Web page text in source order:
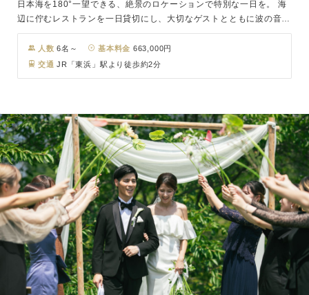
日本海を180°一望できる、絶景のロケーションで特別な一日を。 海
辺に佇むレストランを一日貸切にし、大切なゲストとともに波の音や
潮風を感じながら非日常のウェディングが叶います。 鳥取唯一のビ
ーチウェディングができる会場として、多くのカップルに選ばれてい
ます。 提携レストランのシェフやスタッフがおふたりの思いを込め
て、地元の新鮮な食材を活かした特別な一皿をお届けいたします。
人数 6名～ 基本料金 663,000円
交通 JR「東浜」駅より徒歩約2分